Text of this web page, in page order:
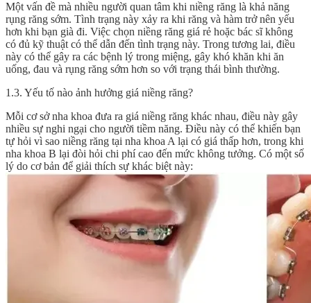
Một vấn đề mà nhiều người quan tâm khi niềng răng là khả năng
rụng răng sớm. Tình trạng này xảy ra khi răng và hàm trở nên yếu
hơn khi bạn già đi. Việc chọn niềng răng giá rẻ hoặc bác sĩ không
có đủ kỹ thuật có thể dẫn đến tình trạng này. Trong tương lai, điều
này có thể gây ra các bệnh lý trong miệng, gây khó khăn khi ăn
uống, đau và rụng răng sớm hơn so với trạng thái bình thường.
1.3. Yếu tố nào ảnh hưởng giá niềng răng?
Mỗi cơ sở nha khoa đưa ra giá niềng răng khác nhau, điều này gây
nhiều sự nghi ngại cho người tiềm năng. Điều này có thể khiến bạn
tự hỏi vì sao niềng răng tại nha khoa A lại có giá thấp hơn, trong khi
nha khoa B lại đòi hỏi chi phí cao đến mức không tưởng. Có một số
lý do cơ bản để giải thích sự khác biệt này: